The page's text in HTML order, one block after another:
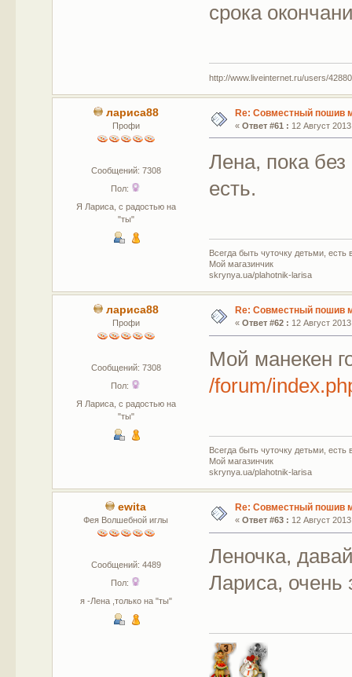
срока
http://www.liveinternet.ru/users/
лариса88
Профи
Сообщений: 7308
Пол:
Я Лариса, с радостью на
"ты"
Re: Совместный пошив
« Ответ #61 : 12 Август
Лена, пока
есть.
Всегда быть чуточку детьми,
Мой магазинчик
skrynya.ua/plahotnik-larisa
лариса88
Профи
Сообщений: 7308
Пол:
Я Лариса, с радостью на
"ты"
Re: Совместный пошив
« Ответ #62 : 12 Август
Мой манекен
/forum/
Всегда быть чуточку детьми,
Мой магазинчик
skrynya.ua/plahotnik-larisa
ewita
Фея Волшебной иглы
Сообщений: 4489
Пол:
я -Лена ,только на "ты"
Re: Совместный пошив
« Ответ #63 : 12 Август
Леночка,
Лариса, очень